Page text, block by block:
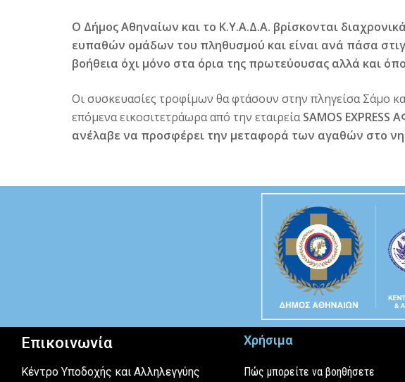
Ο Δήμος Αθηναίων και το Κ.Υ.Α.Δ.Α. βρίσκονται
ευπαθών ομάδων του πληθυσμού και είναι ανά πάσα
βοήθεια όχι μόνο στα όρια της πρωτεύουσας αλλά και
Οι συσκευασίες τροφίμων θα φτάσουν στην πληγείσα Σάμο
επόμενα εικοσιτετράωρα από την εταιρείαSAMOS
ανέλαβε να προσφέρει την μεταφορά των αγαθών στο
Επικοινωνία
Κέντρο Υποδοχής και Αλληλεγγύης
Χρήσιμα
Πώς μπορείτε να βοηθήσετε